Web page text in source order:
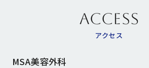
ACCESS
アクセス
MSA美容外科